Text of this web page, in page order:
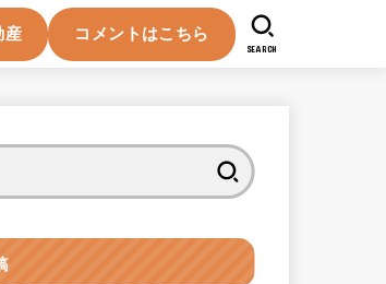
産 コメントはこちら
SEARCH